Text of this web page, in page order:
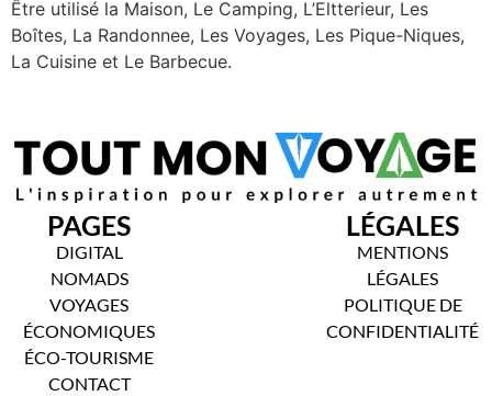
Être utilisé la Maison, Le Camping, L’Eltterieur, Les
Boîtes, La Randonnee, Les Voyages, Les Pique-Niques,
La Cuisine et Le Barbecue.
PAGES
DIGITAL
NOMADS
VOYAGES
ÉCONOMIQUES
ÉCO-TOURISME
CONTACT
LÉGALES
MENTIONS
LÉGALES
POLITIQUE DE
CONFIDENTIALITÉ